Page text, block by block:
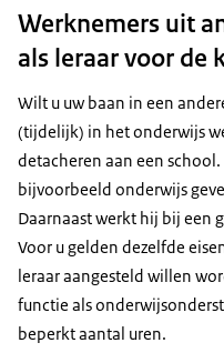
Werknemers uit
als leraar voor de
Wilt u uw baan in een
(tijdelijk) in het onderwijs
detacheren aan een
bijvoorbeeld onderwijs
Daarnaast werkt hij bij een
Voor u gelden dezelfde
leraar aangesteld willen
functie als
beperkt aantal uren.